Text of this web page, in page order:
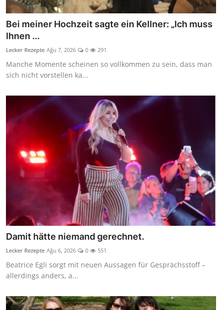
Bei meiner Hochzeit sagte ein Kellner: „Ich muss
Ihnen ...
Lecker Rezepte Ağu 7, 2026 0 291
Manche Momente scheinen so vollkommen zu sein, dass man
sich nicht vorstellen ka...
Damit hätte niemand gerechnet.
Lecker Rezepte Ağu 6, 2026 0 551
Beatrice Egli sorgt mit neuen Aussagen für Gesprächsstoff –
allerdings anders, a...